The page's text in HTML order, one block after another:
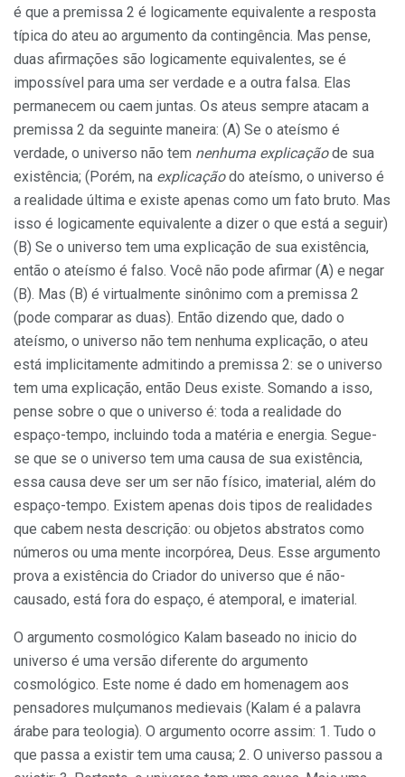
é que a premissa 2 é logicamente equivalente a resposta
típica do ateu ao argumento da contingência. Mas pense,
duas afirmações são logicamente equivalentes, se é
impossível para uma ser verdade e a outra falsa. Elas
permanecem ou caem juntas. Os ateus sempre atacam a
premissa 2 da seguinte maneira: (A) Se o ateísmo é
verdade, o universo não tem nenhuma explicaçãode sua
existência; (Porém, na explicaçãodo ateísmo, o universo é
a realidade última e existe apenas como um fato bruto. Mas
isso é logicamente equivalente a dizer o que está a seguir)
(B) Se o universo tem uma explicação de sua existência,
então o ateísmo é falso. Você não pode afirmar (A) e negar
(B). Mas (B) é virtualmente sinônimo com a premissa 2
(pode comparar as duas). Então dizendo que, dado o
ateísmo, o universo não tem nenhuma explicação, o ateu
está implicitamente admitindo a premissa 2: se o universo
tem uma explicação, então Deus existe. Somando a isso,
pense sobre o que o universo é: toda a realidade do
espaço-tempo, incluindo toda a matéria e energia. Segue-
se que se o universo tem uma causa de sua existência,
essa causa deve ser um ser não físico, imaterial, além do
espaço-tempo. Existem apenas dois tipos de realidades
que cabem nesta descrição: ou objetos abstratos como
números ou uma mente incorpórea, Deus. Esse argumento
prova a existência do Criador do universo que é não-
causado, está fora do espaço, é atemporal, e imaterial.
O argumento cosmológico Kalam baseado no inicio do
universo é uma versão diferente do argumento
cosmológico. Este nome é dado em homenagem aos
pensadores mulçumanos medievais (Kalam é a palavra
árabe para teologia). O argumento ocorre assim: 1. Tudo o
que passa a existir tem uma causa; 2. O universo passou a